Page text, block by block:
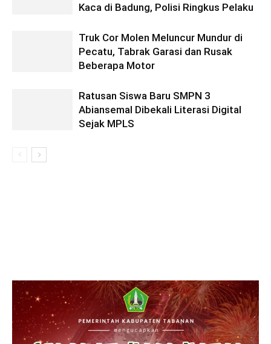
Kaca di Badung, Polisi Ringkus Pelaku
Truk Cor Molen Meluncur Mundur di
Pecatu, Tabrak Garasi dan Rusak
Beberapa Motor
Ratusan Siswa Baru SMPN 3
Abiansemal Dibekali Literasi Digital
Sejak MPLS